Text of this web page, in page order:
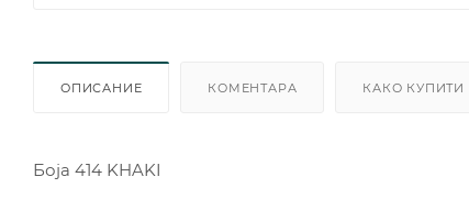
ОПИСАНИЕ КОМЕНТАРА КАКО КУПИТИ
Боjа 414 KHAKI